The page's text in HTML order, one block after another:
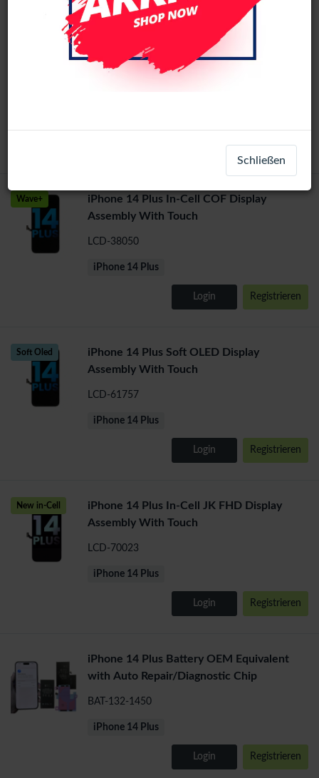
iPhone 14 Plus refurbished Display
Assembly With Touch
Registrieren
Wave+
iPhone 14 Plus In-Cell COF Display
Assembly With Touch
LCD-38050
iPhone 14 Plus
Login Registrieren
Soft Oled
iPhone 14 Plus Soft OLED Display
Assembly With Touch
LCD-61757
iPhone 14 Plus
Login Registrieren
New in-Cell
iPhone 14 Plus In-Cell JK FHD Display
Assembly With Touch
LCD-70023
iPhone 14 Plus
Login Registrieren
iPhone 14 Plus Battery OEM Equivalent
with Auto Repair/Diagnostic Chip
BAT-132-1450
iPhone 14 Plus
Login Registrieren
Schließen